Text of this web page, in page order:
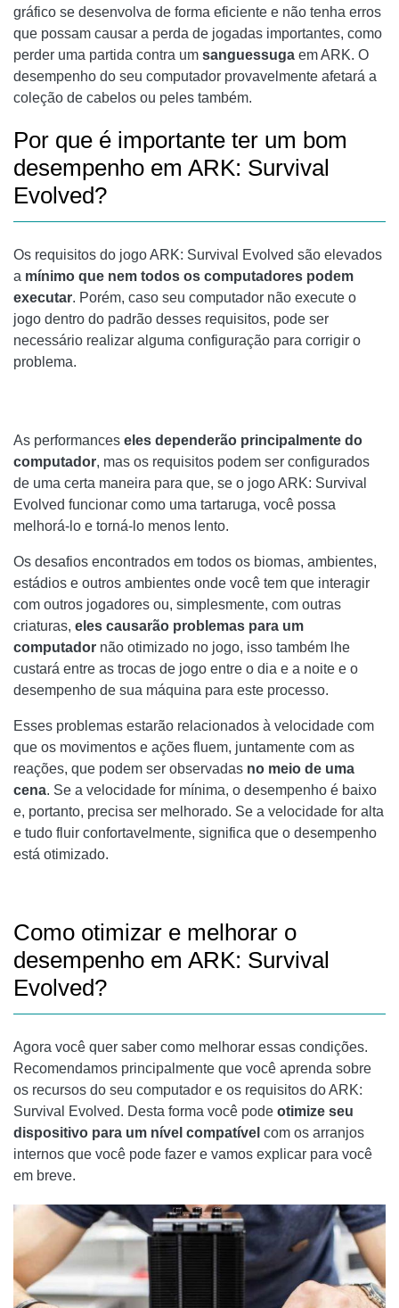
gráfico se desenvolva de forma eficiente e não tenha erros
que possam causar a perda de jogadas importantes, como
perder uma partida contra um sanguessuga em ARK. O
desempenho do seu computador provavelmente afetará a
coleção de cabelos ou peles também.
Por que é importante ter um bom
desempenho em ARK: Survival
Evolved?
Os requisitos do jogo ARK: Survival Evolved são elevados
a mínimo que nem todos os computadores podem
executar. Porém, caso seu computador não execute o
jogo dentro do padrão desses requisitos, pode ser
necessário realizar alguma configuração para corrigir o
problema.
As performances eles dependerão principalmente do
computador, mas os requisitos podem ser configurados
de uma certa maneira para que, se o jogo ARK: Survival
Evolved funcionar como uma tartaruga, você possa
melhorá-lo e torná-lo menos lento.
Os desafios encontrados em todos os biomas, ambientes,
estádios e outros ambientes onde você tem que interagir
com outros jogadores ou, simplesmente, com outras
criaturas, eles causarão problemas para um
computador não otimizado no jogo, isso também lhe
custará entre as trocas de jogo entre o dia e a noite e o
desempenho de sua máquina para este processo.
Esses problemas estarão relacionados à velocidade com
que os movimentos e ações fluem, juntamente com as
reações, que podem ser observadas no meio de uma
cena. Se a velocidade for mínima, o desempenho é baixo
e, portanto, precisa ser melhorado. Se a velocidade for alta
e tudo fluir confortavelmente, significa que o desempenho
está otimizado.
Como otimizar e melhorar o
desempenho em ARK: Survival
Evolved?
Agora você quer saber como melhorar essas condições.
Recomendamos principalmente que você aprenda sobre
os recursos do seu computador e os requisitos do ARK:
Survival Evolved. Desta forma você pode otimize seu
dispositivo para um nível compatível com os arranjos
internos que você pode fazer e vamos explicar para você
em breve.